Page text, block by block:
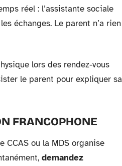
réel : l’assistante sociale
échanges. Le parent n’a rien
lors des rendez-vous
le parent pour expliquer sa
FRANCOPHONE
CCAS ou la MDS organise
demandez